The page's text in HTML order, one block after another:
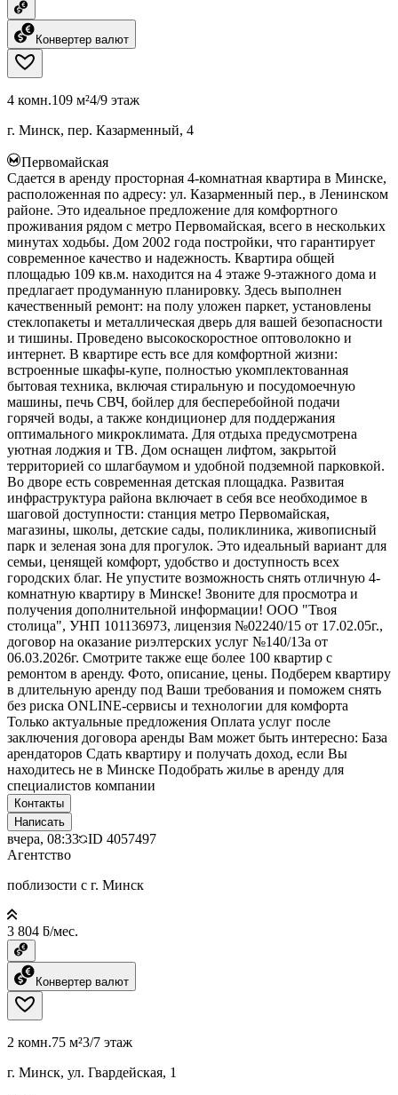
Конвертер валют
4 комн.109 м²4/9 этаж
г. Минск, пер. Казарменный, 4
Первомайская
Сдается в аренду просторная 4-комнатная квартира в Минске,
расположенная по адресу: ул. Казарменный пер., в Ленинском
районе. Это идеальное предложение для комфортного
проживания рядом с метро Первомайская, всего в нескольких
минутах ходьбы. Дом 2002 года постройки, что гарантирует
современное качество и надежность. Квартира общей
площадью 109 кв.м. находится на 4 этаже 9-этажного дома и
предлагает продуманную планировку. Здесь выполнен
качественный ремонт: на полу уложен паркет, установлены
стеклопакеты и металлическая дверь для вашей безопасности
и тишины. Проведено высокоскоростное оптоволокно и
интернет. В квартире есть все для комфортной жизни:
встроенные шкафы-купе, полностью укомплектованная
бытовая техника, включая стиральную и посудомоечную
машины, печь СВЧ, бойлер для бесперебойной подачи
горячей воды, а также кондиционер для поддержания
оптимального микроклимата. Для отдыха предусмотрена
уютная лоджия и ТВ. Дом оснащен лифтом, закрытой
территорией со шлагбаумом и удобной подземной парковкой.
Во дворе есть современная детская площадка. Развитая
инфраструктура района включает в себя все необходимое в
шаговой доступности: станция метро Первомайская,
магазины, школы, детские сады, поликлиника, живописный
парк и зеленая зона для прогулок. Это идеальный вариант для
семьи, ценящей комфорт, удобство и доступность всех
городских благ. Не упустите возможность снять отличную 4-
комнатную квартиру в Минске! Звоните для просмотра и
получения дополнительной информации! ООО "Твоя
столица", УНП 101136973, лицензия №02240/15 от 17.02.05г.,
договор на оказание риэлтерских услуг №140/13а от
06.03.2026г. Смотрите также еще более 100 квартир с
ремонтом в аренду. Фото, описание, цены. Подберем квартиру
в длительную аренду под Ваши требования и поможем снять
без риска ONLINE-сервисы и технологии для комфорта
Только актуальные предложения Оплата услуг после
заключения договора аренды Вам может быть интересно: База
арендаторов Сдать квартиру и получать доход, если Вы
находитесь не в Минске Подобрать жилье в аренду для
специалистов компании
Контакты
Написать
вчера, 08:33 ID 4057497
Агентство
поблизости с г. Минск
3 804 ƃ/мес.
Конвертер валют
2 комн.75 м²3/7 этаж
г. Минск, ул. Гвардейская, 1